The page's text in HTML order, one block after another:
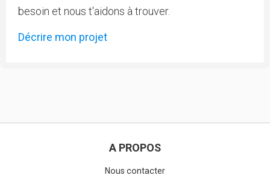
besoin et nous t'aidons à trouver.
Décrire mon projet
A PROPOS
Nous contacter